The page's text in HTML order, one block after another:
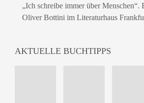
„Ich schreibe immer über Menschen“.
Oliver Bottini im Literaturhaus
AKTUELLE BUCHTIPPS